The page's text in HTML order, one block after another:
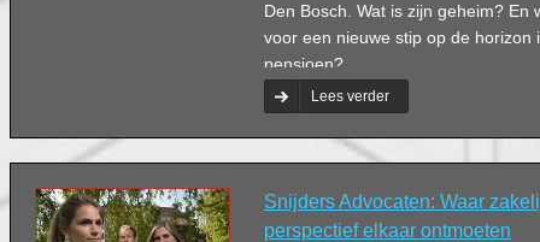
Den Bosch. Wat is zijn geheim? En
voor een nieuwe stip op de horizon
pensioen?
Lees verder
Snijders Advocaten: Waar
perspectief elkaar ontmoeten